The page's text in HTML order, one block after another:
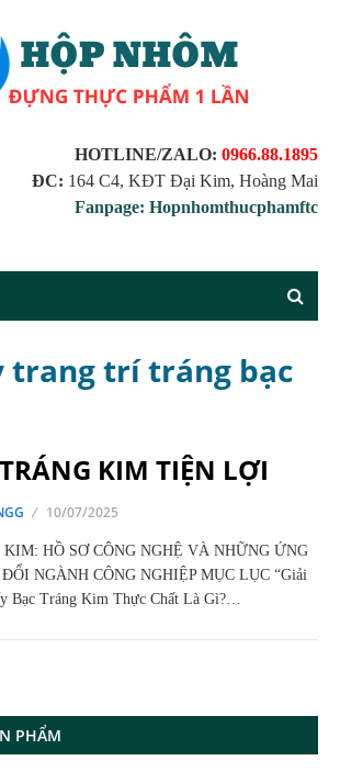
HOTLINE/ZALO: 0966.88.1895
ĐC: 164 C4, KĐT Đại Kim, Hoàng Mai
Fanpage: Hopnhomthucphamftc
trang trí tráng bạc
KIM TIỆN LỢI
10/07/2025
HỒ SƠ CÔNG NGHỆ VÀ NHỮNG ỨNG
NGÀNH CÔNG NGHIỆP MỤC LỤC “Giải
Bạc Tráng Kim Thực Chất Là Gì?…
PHẨM